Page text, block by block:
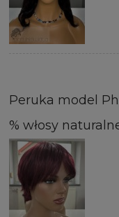
Peruka model
% włosy